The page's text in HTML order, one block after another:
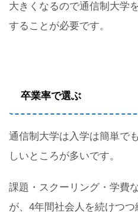
大きくなるので通信制大学
することが必要です。
卒業率で選ぶ
通信制大学は入学は簡単で
しいところが多いです。
課題・スクーリング・学費
が、4年間社会人を続けつ